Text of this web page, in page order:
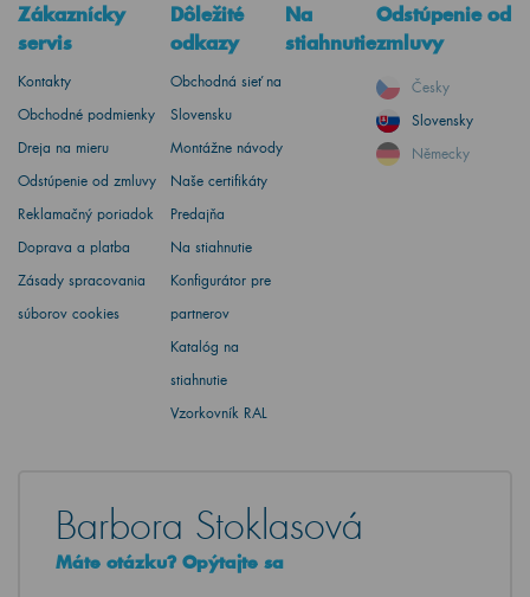
Zákaznícky
servis
Kontakty
Obchodné podmienky
Dreja na mieru
Odstúpenie od zmluvy
Reklamačný poriadok
Doprava a platba
Zásady spracovania
súborov cookies
Dôležité
odkazy
Obchodná sieť na
Slovensku
Montážne návody
Naše certifikáty
Predajňa
Na stiahnutie
Konfigurátor pre
partnerov
Katalóg na
stiahnutie
Vzorkovník RAL
Na
stiahnutie
Odstúpenie od
zmluvy
Česky
Slovensky
Německy
Barbora Stoklasová
Máte otázku? Opýtajte sa